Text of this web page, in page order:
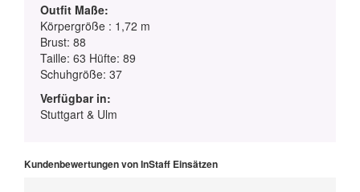
Outfit Maße:
Körpergröße : 1,72 m
Brust: 88
Taille: 63 Hüfte: 89
Schuhgröße: 37
Verfügbar in:
Stuttgart & Ulm
Kundenbewertungen von InStaff Einsätzen